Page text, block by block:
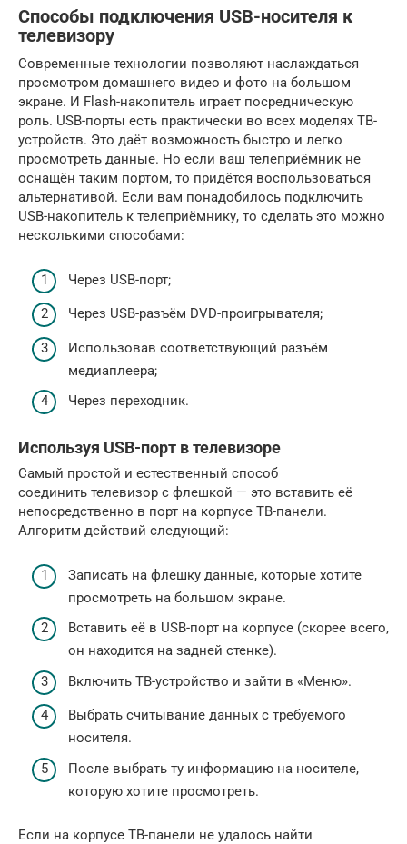
Способы подключения USB-носителя к
телевизору
Современные технологии позволяют наслаждаться
просмотром домашнего видео и фото на большом
экране. И Flash-накопитель играет посредническую
роль. USB-порты есть практически во всех моделях ТВ-
устройств. Это даёт возможность быстро и легко
просмотреть данные. Но если ваш телеприёмник не
оснащён таким портом, то придётся воспользоваться
альтернативой. Если вам понадобилось подключить
USB-накопитель к телеприёмнику, то сделать это можно
несколькими способами:
Через USB-порт;
Через USB-разъём DVD-проигрывателя;
Использовав соответствующий разъём
медиаплеера;
Через переходник.
Используя USB-порт в телевизоре
Самый простой и естественный способ
соединить телевизор с флешкой — это вставить её
непосредственно в порт на корпусе ТВ-панели.
Алгоритм действий следующий:
Записать на флешку данные, которые хотите
просмотреть на большом экране.
Вставить её в USB-порт на корпусе (скорее всего,
он находится на задней стенке).
Включить ТВ-устройство и зайти в «Меню».
Выбрать считывание данных с требуемого
носителя.
После выбрать ту информацию на носителе,
которую хотите просмотреть.
Если на корпусе ТВ-панели не удалось найти